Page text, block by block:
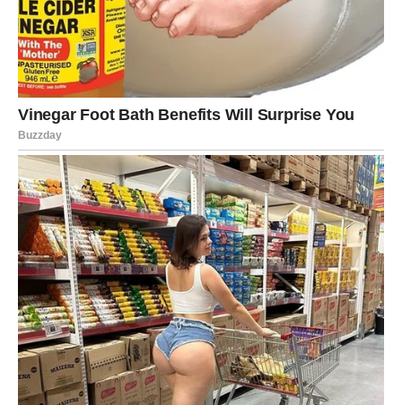
Ciganska sudbina vas vodi ka nečemu novom – novom
pogledu na život, ljubav ili sebe.
U ljubavi, slobodni Strelčevi mogu započeti priču koja
dolazi iznenada, ali nosi snažnu poruku. Zauzeti Strelčevi
pronalaze novu iskru kroz zajedničke planove. Sudbina
vam poručuje: ne bojte se budućnosti.
JARAC – Nagrada za izdržljivost
Jarčevi su dugo nosili teret, ali sada dolazizasluženo
olakšanje. Ciganski horoskop kaže da ste naučili lekciju i
sada ste spremni za stabilniju, mirniju fazu.
U ljubavi, Jarčevi traže sigurnost i dobijaju je. Ako ste u
vezi, odnos postaje čvršći. Slobodni Jarčevi mogu
upoznati osobu sa kojom vide budućnost. Ovo su dani